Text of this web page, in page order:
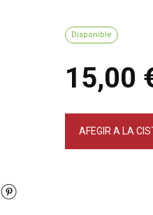
Disponible
15,00
AFEGIR A LA